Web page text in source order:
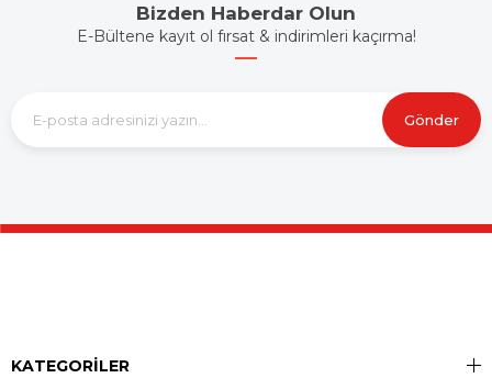
Bizden Haberdar Olun
E-Bültene kayıt ol fırsat & indirimleri kaçırma!
Gönder
KATEGORİLER